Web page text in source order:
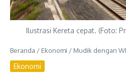
Ilustrasi Kereta cepat. (Foto:
Beranda / Ekonomi / Mudik dengan
Ekonomi